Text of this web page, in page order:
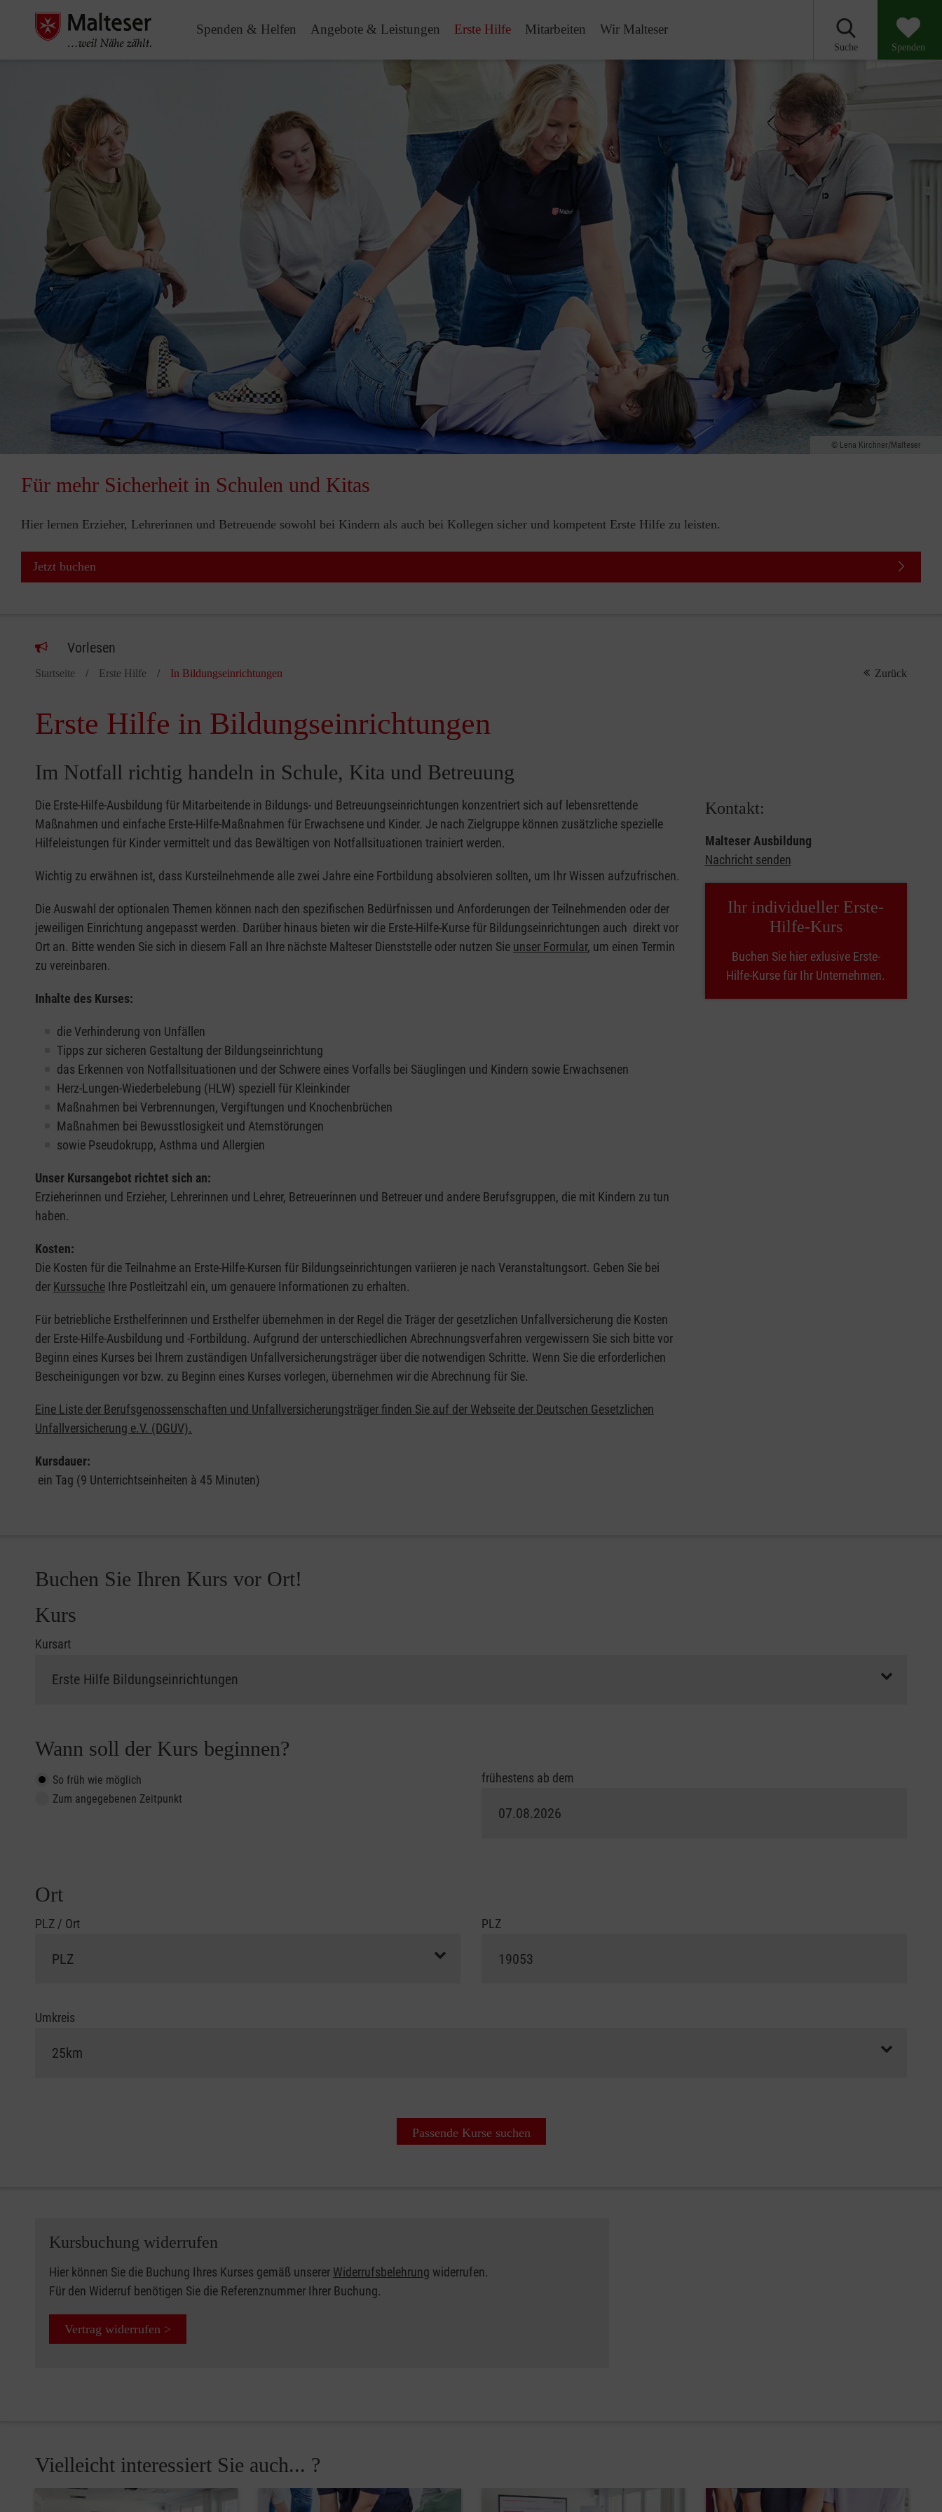
Spenden & Helfen Angebote & Leistungen Erste Hilfe Mitarbeiten Wir Malteser
Suche Spenden
Lena Kirchner/Malteser
Für mehr Sicherheit in Schulen und Kitas
Hier lernen Erzieher, Lehrerinnen und Betreuende sowohl bei Kindern als auch bei Kollegen sicher und kompetent Erste Hilfe zu leisten.
Jetzt buchen
Vorlesen
Startseite Erste Hilfe In Bildungseinrichtungen Zurück
Erste Hilfe in Bildungseinrichtungen
Im Notfall richtig handeln in Schule, Kita und Betreuung
Die Erste-Hilfe-Ausbildung für Mitarbeitende in Bildungs- und Betreuungseinrichtungen konzentriert sich auf lebensrettende
Maßnahmen und einfache Erste-Hilfe-Maßnahmen für Erwachsene und Kinder. Je nach Zielgruppe können zusätzliche spezielle
Hilfeleistungen für Kinder vermittelt und das Bewältigen von Notfallsituationen trainiert werden.
Wichtig zu erwähnen ist, dass Kursteilnehmende alle zwei Jahre eine Fortbildung absolvieren sollten, um Ihr Wissen aufzufrischen.
Die Auswahl der optionalen Themen können nach den spezifischen Bedürfnissen und Anforderungen der Teilnehmenden oder der
jeweiligen Einrichtung angepasst werden. Darüber hinaus bieten wir die Erste-Hilfe-Kurse für Bildungseinrichtungen auch direkt vor
Ort an. Bitte wenden Sie sich in diesem Fall an Ihre nächste Malteser Dienststelle oder nutzen Sie unser Formular, um einen Termin
zu vereinbaren.
Inhalte des Kurses:
die Verhinderung von Unfällen
Tipps zur sicheren Gestaltung der Bildungseinrichtung
das Erkennen von Notfallsituationen und der Schwere eines Vorfalls bei Säuglingen und Kindern sowie Erwachsenen
Herz-Lungen-Wiederbelebung (HLW) speziell für Kleinkinder
Maßnahmen bei Verbrennungen, Vergiftungen und Knochenbrüchen
Maßnahmen bei Bewusstlosigkeit und Atemstörungen
sowie Pseudokrupp, Asthma und Allergien
Unser Kursangebot richtet sich an:
Erzieherinnen und Erzieher, Lehrerinnen und Lehrer, Betreuerinnen und Betreuer und andere Berufsgruppen, die mit Kindern zu tun
haben.
Kosten:
Die Kosten für die Teilnahme an Erste-Hilfe-Kursen für Bildungseinrichtungen variieren je nach Veranstaltungsort. Geben Sie bei
der Kurssuche Ihre Postleitzahl ein, um genauere Informationen zu erhalten.
Für betriebliche Ersthelferinnen und Ersthelfer übernehmen in der Regel die Träger der gesetzlichen Unfallversicherung die Kosten
der Erste-Hilfe-Ausbildung und -Fortbildung. Aufgrund der unterschiedlichen Abrechnungsverfahren vergewissern Sie sich bitte vor
Beginn eines Kurses bei Ihrem zuständigen Unfallversicherungsträger über die notwendigen Schritte. Wenn Sie die erforderlichen
Bescheinigungen vor bzw. zu Beginn eines Kurses vorlegen, übernehmen wir die Abrechnung für Sie.
Eine Liste der Berufsgenossenschaften und Unfallversicherungsträger finden Sie auf der Webseite der Deutschen Gesetzlichen
Unfallversicherung e.V. (DGUV).
Kursdauer:
ein Tag (9 Unterrichtseinheiten à 45 Minuten)
Kontakt:
Malteser Ausbildung
Nachricht senden
Ihr individueller Erste-
Hilfe-Kurs
Buchen Sie hier exlusive Erste-
Hilfe-Kurse für Ihr Unternehmen.
Buchen Sie Ihren Kurs vor Ort!
Kurs
Kursart
Wann soll der Kurs beginnen?
So früh wie möglich
Zum angegebenen Zeitpunkt
frühestens ab dem
Ort
PLZ / Ort PLZ
Umkreis
Passende Kurse suchen
Kursbuchung widerrufen
Hier können Sie die Buchung Ihres Kurses gemäß unserer Widerrufsbelehrung widerrufen.
Für den Widerruf benötigen Sie die Referenznummer Ihrer Buchung.
Vertrag widerrufen >
Vielleicht interessiert Sie auch... ?
Pause